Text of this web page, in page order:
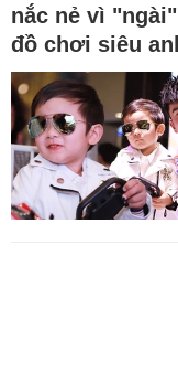
nắc nẻ vì
đồ chơi siêu